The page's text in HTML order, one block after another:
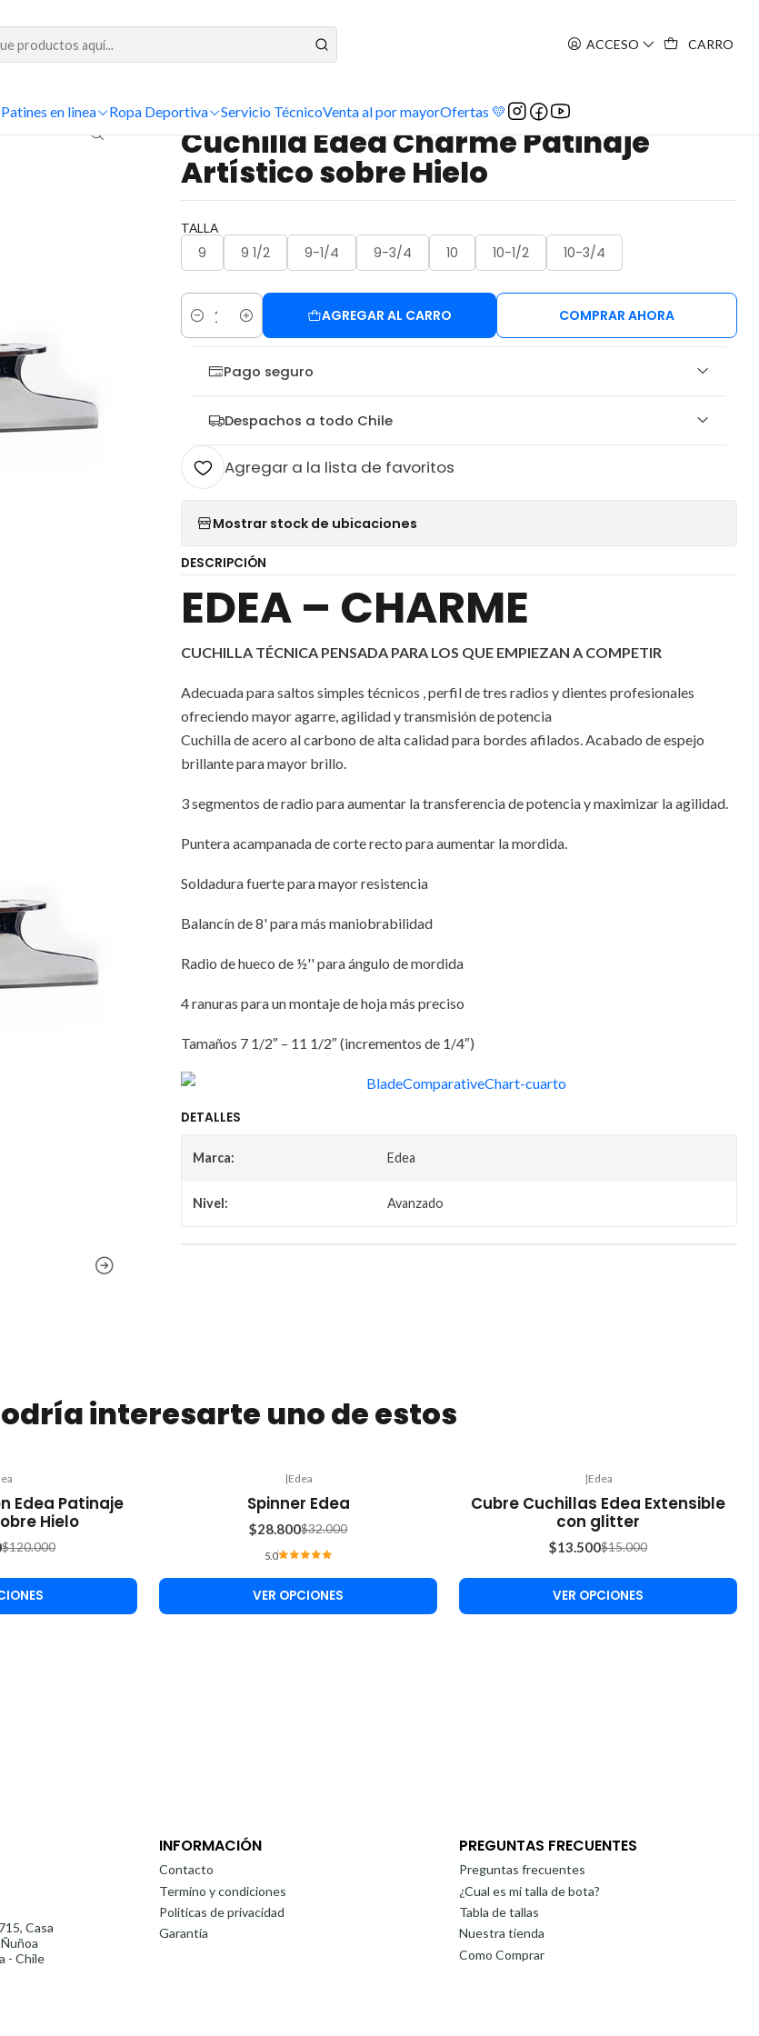
ACCESO CARRO
Patines en linea Ropa Deportiva Servicio TécnicoVenta al por mayorOfertas 💛
Artístico sobre Hielo Cuchilla Edea Charme Patinaje Artístico sobre Hielo
|
Cuchilla Edea Charme Patinaje
Artístico sobre Hielo
TALLA
9 9 1/2 9-1/4 9-3/4 10 10-1/2 10-3/4
Cantidad
AGREGAR AL CARRO COMPRAR AHORA
Pago seguro
Despachos a todo Chile
Agregar a la lista de favoritos
Mostrar stock de ubicaciones
DESCRIPCIÓN
EDEA – CHARME
CUCHILLA TÉCNICA PENSADA PARA LOS QUE EMPIEZAN A COMPETIR
Adecuada para saltos simples técnicos , perfil de tres radios y dientes profesionales
ofreciendo mayor agarre, agilidad y transmisión de potencia
Cuchilla de acero al carbono de alta calidad para bordes afilados. Acabado de espejo
brillante para mayor brillo.
3 segmentos de radio para aumentar la transferencia de potencia y maximizar la agilidad.
Puntera acampanada de corte recto para aumentar la mordida.
Soldadura fuerte para mayor resistencia
Balancín de 8' para más maniobrabilidad
Radio de hueco de ½'' para ángulo de mordida
4 ranuras para un montaje de hoja más preciso
Tamaños 7 1/2″ – 11 1/2″ (incrementos de 1/4″)
DETALLES
Marca: Edea
Nivel: Avanzado
interesarte uno de estos
Edea Patinaje
Hielo
$120.000
|Edea
Spinner Edea
$28.800$32.000
5.0
VER OPCIONES
-10%
OFF
|Edea
Cubre Cuchillas Edea Extensible
con glitter
$13.500$15.000
VER OPCIONES
Casa
- Chile
INFORMACIÓN
Contacto
Termino y condiciones
Politicas de privacidad
Garantía
PREGUNTAS FRECUENTES
Preguntas frecuentes
¿Cual es mi talla de bota?
Tabla de tallas
Nuestra tienda
Como Comprar